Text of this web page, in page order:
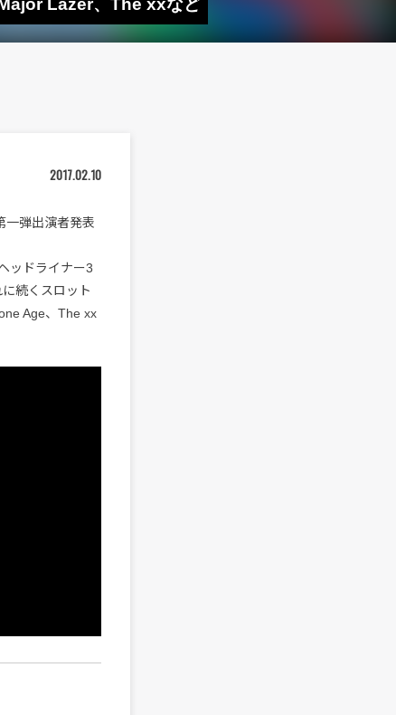
Lazer、The xxなど
2017.02.10
一弾出演者発表
ッドライナー3
続くスロット
Age、The xx